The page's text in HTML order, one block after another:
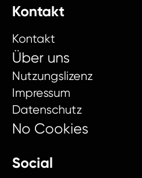
Kontakt
Kontakt
Über uns
Nutzungslizenz
Impressum
Datenschutz
No Cookies
Social